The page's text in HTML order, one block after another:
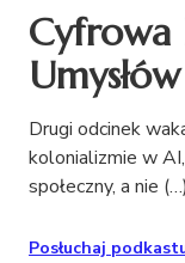
Cyfrowa
Umysłów
Drugi odcinek
kolonializmie w
społeczny, a nie (…)
Posłuchaj